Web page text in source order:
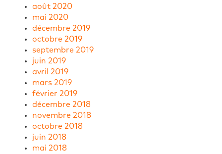
août 2020
mai 2020
décembre 2019
octobre 2019
septembre 2019
juin 2019
avril 2019
mars 2019
février 2019
décembre 2018
novembre 2018
octobre 2018
juin 2018
mai 2018